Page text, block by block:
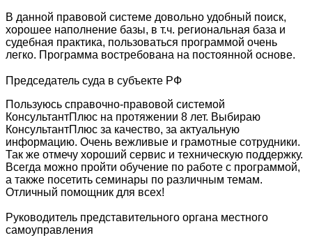
В данной правовой системе довольно удобный поиск,
хорошее наполнение базы, в т.ч. региональная база и
судебная практика, пользоваться программой очень
легко. Программа востребована на постоянной основе.
Председатель суда в субъекте РФ
Пользуюсь справочно-правовой системой
КонсультантПлюс на протяжении 8 лет. Выбираю
КонсультантПлюс за качество, за актуальную
информацию. Очень вежливые и грамотные сотрудники.
Так же отмечу хороший сервис и техническую поддержку.
Всегда можно пройти обучение по работе с программой,
а также посетить семинары по различным темам.
Отличный помощник для всех!
Руководитель представительного органа местного
самоуправления